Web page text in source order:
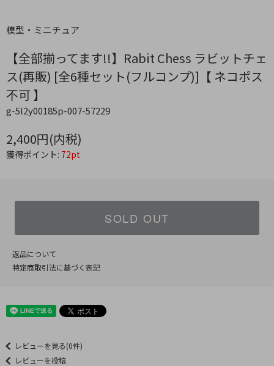
模型・ミニチュア
【全部揃ってます!!】Rabit Chess ラビットチェ
ス(再販) [全6種セット(フルコンプ)]【 ネコポス
不可 】
g-5l2y00185p-007-57229
2,400円(内税)
獲得ポイント: 72pt
SOLD OUT
返品について
特定商取引法に基づく表記
レビューを見る(0件)
レビューを投稿